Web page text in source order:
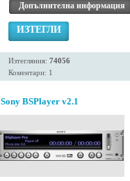
Допълнителна информация
ИЗТЕГЛИ
Изтегляния: 74056
Коментари: 1
Sony BSPlayer v2.1